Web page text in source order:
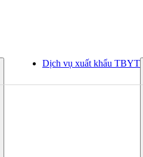
Dịch vụ xuất khẩu TBYT